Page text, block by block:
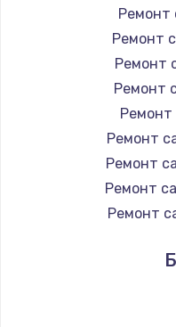
Ремонт
Ремонт
Ремонт
Ремонт
Ремонт
Ремонт
Ремонт
Ремонт
Ремонт
Ремонт
Ремонт
Ремонт